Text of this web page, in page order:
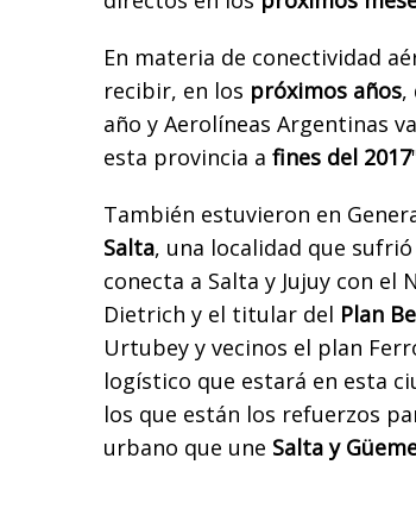
En materia de conectividad
recibir, en los próximos años,
año y Aerolíneas Argentinas
esta provincia a fines del 2017
También estuvieron en
Salta, una localidad que
conecta a Salta y Jujuy con el
Dietrich y el titular del Plan
Urtubey y vecinos el plan
logístico que estará en esta
los que están los refuerzos
urbano que une Salta y